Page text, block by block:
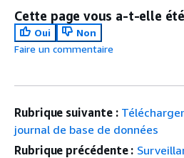
Cette page vous a-t-elle
Oui
Non
Faire un commentaire
Rubrique suivante :
journal de base de données
Rubrique précédente :